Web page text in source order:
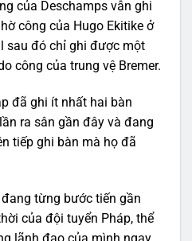
của Deschamps vẫn ghi
công của Hugo Ekitike ở
sau đó chỉ ghi được một
công của trung vệ Bremer.
đã ghi ít nhất hai bàn
ra sân gần đây và đang
tiếp ghi bàn mà họ đã
từng bước tiến gần
của đội tuyển Pháp, thể